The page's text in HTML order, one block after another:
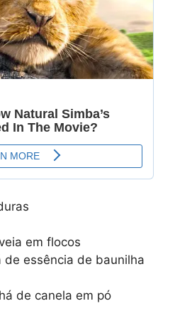
em flocos
de essência de baunilha
de canela em pó